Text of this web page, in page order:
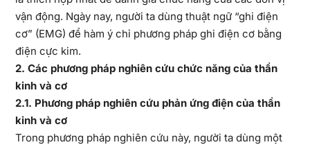
vận động. Ngày nay, người ta dùng thuật ngữ “ghi điện
cơ” (EMG) để hàm ý chỉ phương pháp ghi điện cơ bằng
điện cực kim.
2. Các phương pháp nghiên cứu chức năng của thần
kinh và cơ
2.1. Phương pháp nghiên cứu phản ứng điện của thần
kinh và cơ
Trong phương pháp nghiên cứu này, người ta dùng một